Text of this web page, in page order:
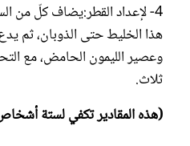
4- لإعداد القطر:يضاف كلّ من
هذا الخليط حتى الذوبان، ثم
وعصير الليمون الحامض، مع
ثلاث.
(هذه المقادير تكفي لستة